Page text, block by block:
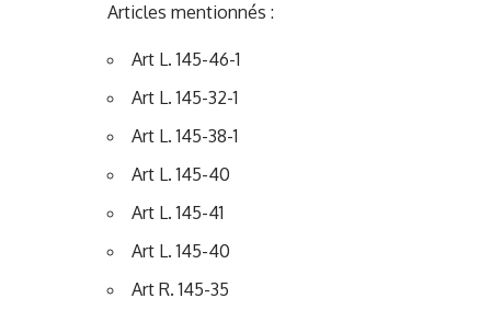
Articles mentionnés :
Art L. 145-46-1
Art L. 145-32-1
Art L. 145-38-1
Art L. 145-40
Art L. 145-41
Art L. 145-40
Art R. 145-35